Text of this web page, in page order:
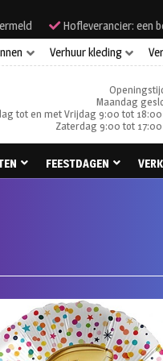
Hofleverancier: een
Verhuur kleding
Maandag
tot en met Vrijdag 9:00 tot
Zaterdag 9:00 tot
FEESTDAGEN